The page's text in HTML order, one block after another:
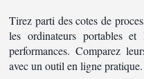
Tirez parti des cotes de
les ordinateurs portables
performances. Comparez
avec un outil en ligne pratique.